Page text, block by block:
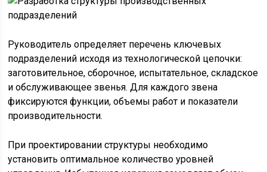
Руководитель определяет перечень ключевых
подразделений исходя из технологической цепочки:
заготовительное, сборочное, испытательное, складское
и обслуживающее звенья. Для каждого звена
фиксируются функции, объемы работ и показатели
производительности.
При проектировании структуры необходимо
установить оптимальное количество уровней